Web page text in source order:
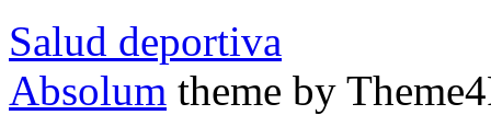
Salud deportiva
Absolum theme by